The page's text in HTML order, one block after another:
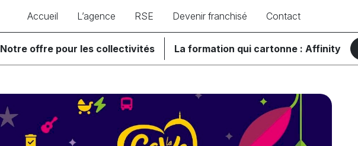
Accueil L’agence RSE Devenir franchisé Contact
Notre offre pour les collectivités La formation qui cartonne : Affinity